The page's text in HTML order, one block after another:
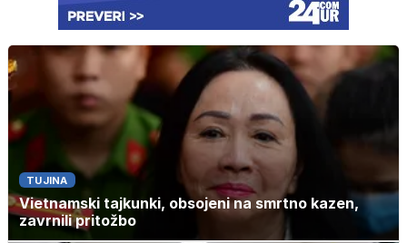
TUJINA
Vietnamski tajkunki, obsojeni na smrtno kazen,
zavrnili pritožbo